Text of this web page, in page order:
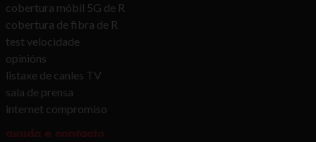
cobertura móbil 5G de R
cobertura de fibra de R
test velocidade
opinións
listaxe de canles TV
sala de prensa
internet compromiso
axuda e contacto